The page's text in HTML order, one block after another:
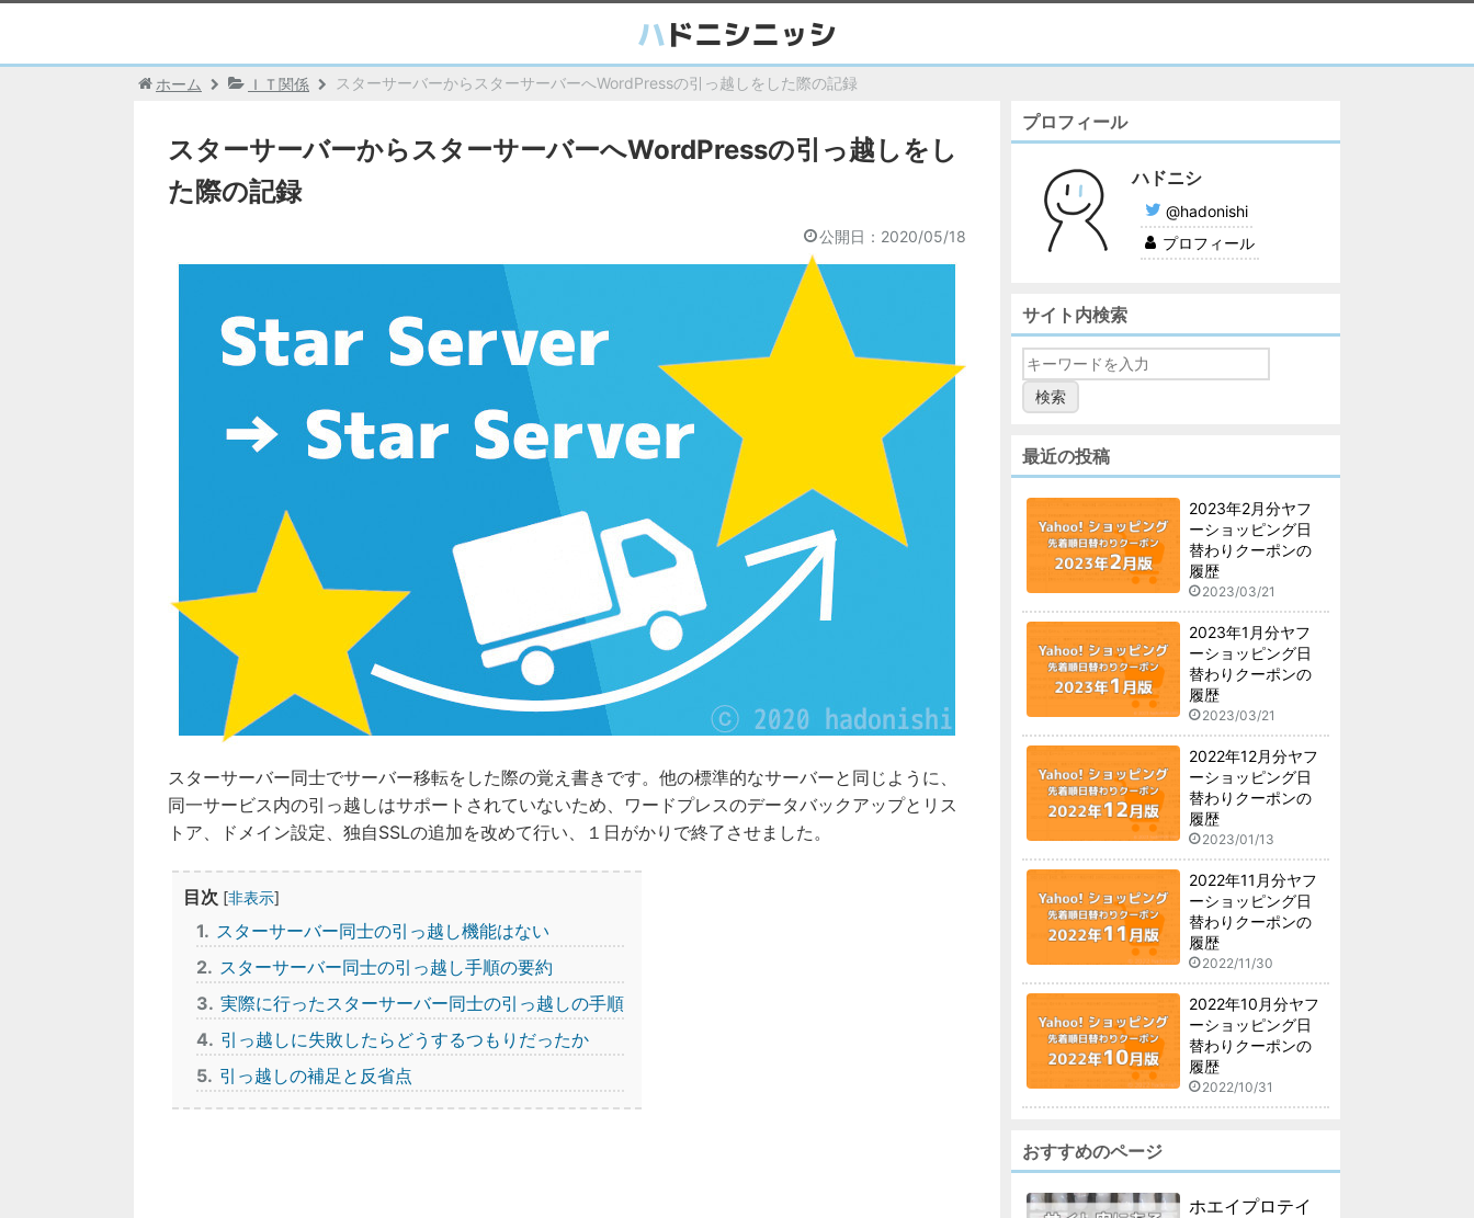
ホーム ＩＴ関係 スターサーバーからスターサーバーへWordPressの引っ越しをした際の記録
スターサーバーからスターサーバーへWordPressの引っ越しをし
た際の記録
公開日： 2020/05/18
スターサーバー同士でサーバー移転をした際の覚え書きです。他の標準的なサーバーと同じように、
同一サービス内の引っ越しはサポートされていないため、ワードプレスのデータバックアップとリス
トア、ドメイン設定、独自SSLの追加を改めて行い、１日がかりで終了させました。
目次 [非表示]
1
スターサーバー同士の引っ越し機能はない
2 スターサーバー同士の引っ越し手順の要約
3 実際に行ったスターサーバー同士の引っ越しの手順
4
引っ越しに失敗したらどうするつもりだったか
5 引っ越しの補足と反省点
プロフィール
ハドニシ
@hadonishi
プロフィール
サイト内検索
最近の投稿
2023年2月分ヤフ
ーショッピング日
替わりクーポンの
履歴
2023/03/21
2023年1月分ヤフ
ーショッピング日
替わりクーポンの
履歴
2023/03/21
2022年12月分ヤフ
ーショッピング日
替わりクーポンの
履歴
2023/01/13
2022年11月分ヤフ
ーショッピング日
替わりクーポンの
履歴
2022/11/30
2022年10月分ヤフ
ーショッピング日
替わりクーポンの
履歴
2022/10/31
おすすめのページ
ホエイプロテイ